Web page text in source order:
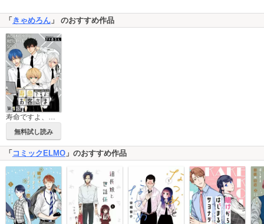
「きゃめろん 」 のおすすめ作品
寿命ですよ、お客さま【単話版】
無料試し読み
「 コミックELMO 」のおすすめ作品